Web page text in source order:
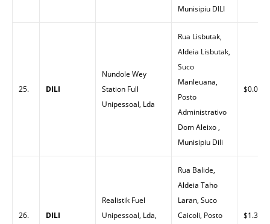
Munisipiu DILI
25. DILI
Nundole Wey
Station Full
Unipessoal, Lda
Rua Lisbutak,
Aldeia Lisbutak,
Suco
Manleuana,
Posto
Administrativo
Dom Aleixo ,
Munisipiu Dili
$0.00
26. DILI
Realistik Fuel
Unipessoal, Lda,
Rua Balide,
Aldeia Taho
Laran, Suco
Caicoli, Posto
$1.30